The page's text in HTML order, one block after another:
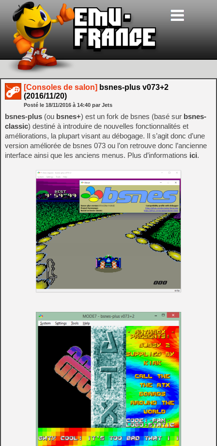
[Consoles de salon] bsnes-plus v073+2
(2016/11/20)
Posté le 18/11/2016 à 14:40 par Jets
bsnes-plus (ou bsnes+) est un fork de bsnes (basé sur bsnes-
classic) destiné à introduire de nouvelles fonctionnalités et
améliorations, la plupart visant au débogage. Il s’agit donc d’une
version améliorée de bsnes 073 ou l’on retrouve donc l’ancienne
interface ainsi que les anciens menus. Plus d’informations ici.